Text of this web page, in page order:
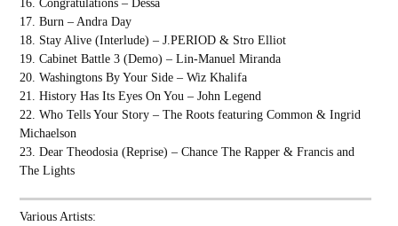
17. Burn – Andra Day
18. Stay Alive (Interlude) – J.PERIOD & Stro Elliot
19. Cabinet Battle 3 (Demo) – Lin-Manuel Miranda
20. Washingtons By Your Side – Wiz Khalifa
21. History Has Its Eyes On You – John Legend
22. Who Tells Your Story – The Roots featuring Common & Ingrid
Michaelson
23. Dear Theodosia (Reprise) – Chance The Rapper & Francis and
The Lights
Various Artists: